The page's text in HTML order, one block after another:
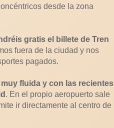
desde la zona
gratis el billete de Tren
fuera de la ciudad y nos
pagados.
fluida y con las recientes
. En el propio aeropuerto sale
ir directamente al centro de